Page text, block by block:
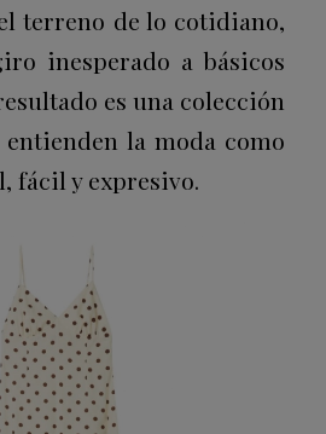
terreno de lo cotidiano,
inesperado a básicos
es una colección
la moda como
fácil y expresivo.